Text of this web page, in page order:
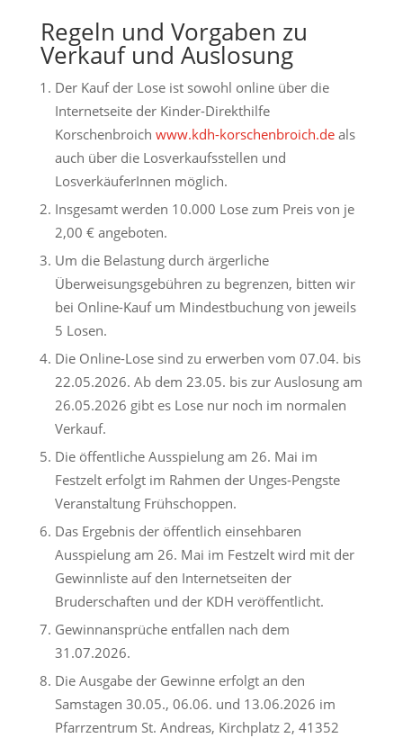
Regeln und Vorgaben zu
Verkauf und Auslosung
Der Kauf der Lose ist sowohl online über die
Internetseite der Kinder-Direkthilfe
Korschenbroich www.kdh-korschenbroich.deals
auch über die Losverkaufsstellen und
LosverkäuferInnen möglich.
Insgesamt werden 10.000 Lose zum Preis von je
2,00 € angeboten.
Um die Belastung durch ärgerliche
Überweisungsgebühren zu begrenzen, bitten wir
bei Online-Kauf um Mindestbuchung von jeweils
5 Losen.
Die Online-Lose sind zu erwerben vom 07.04. bis
22.05.2026. Ab dem 23.05. bis zur Auslosung am
26.05.2026 gibt es Lose nur noch im normalen
Verkauf.
Die öffentliche Ausspielung am 26. Mai im
Festzelt erfolgt im Rahmen der Unges-Pengste
Veranstaltung Frühschoppen.
Das Ergebnis der öffentlich einsehbaren
Ausspielung am 26. Mai im Festzelt wird mit der
Gewinnliste auf den Internetseiten der
Bruderschaften und der KDH veröffentlicht.
Gewinnansprüche entfallen nach dem
31.07.2026.
Die Ausgabe der Gewinne erfolgt an den
Samstagen 30.05., 06.06. und 13.06.2026 im
Pfarrzentrum St. Andreas, Kirchplatz 2, 41352